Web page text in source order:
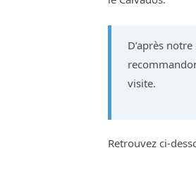
D’après
visite.
Retrouvez ci-